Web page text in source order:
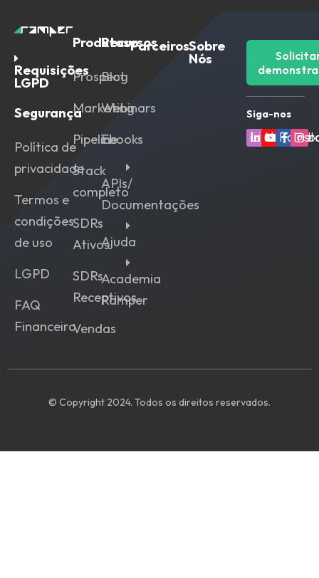
Requisições
LGPD
Segurança
Política de
privacidade
Termos e
condições
de uso
LGPD
FAQ
Financeiro
Produtos
Prospect
Marketing
Pipeline
Stack
completo
SDRs
Ativos
SDRs
Receptivos
Vendas
Recursos
Blog
Webinars
Ebooks
APIs/
Documentações
Ajuda
Academia
Ramper
ParceirosSobre
Nós
Siga-nos
Linkedin
Youtube
© Copyright 2024. Todos os direitos reservados.